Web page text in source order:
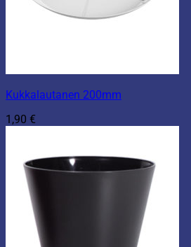
Kukkalautanen 200mm
1,90 €